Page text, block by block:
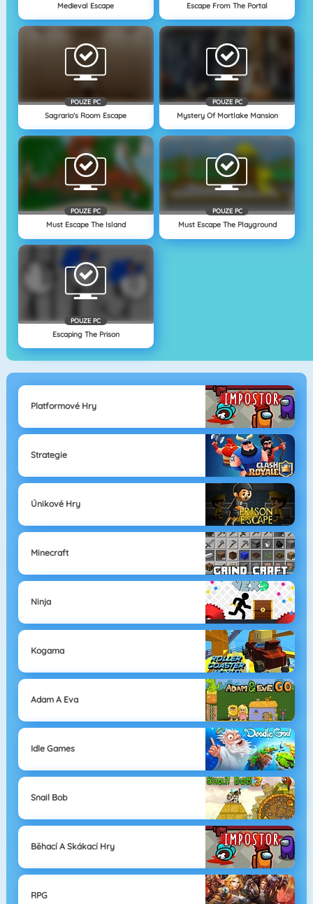
Medieval Escape Escape From The Portal
POUZE PC
Sagrario's Room Escape
POUZE PC
Mystery Of Mortlake Mansion
POUZE PC
Must Escape The Island
POUZE PC
Must Escape The Playground
POUZE PC
Escaping The Prison
Platformové Hry
Strategie
Únikové Hry
Minecraft
Ninja
Kogama
Adam A Eva
Idle Games
Snail Bob
Běhací A Skákací Hry
RPG